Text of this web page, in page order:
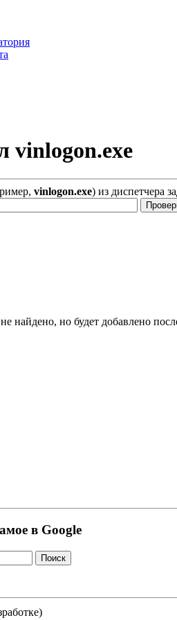
vinlogon.exe
vinlogon.exe) из диспетчера
не найдено, но будет добавлено
в Google